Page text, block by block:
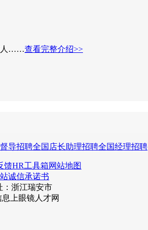
人……查看完整介绍>>
导招聘全国店长助理招聘全国经理招聘
馈HR工具箱网站地图
诚信承诺书
：浙江瑞安市
上眼镜人才网